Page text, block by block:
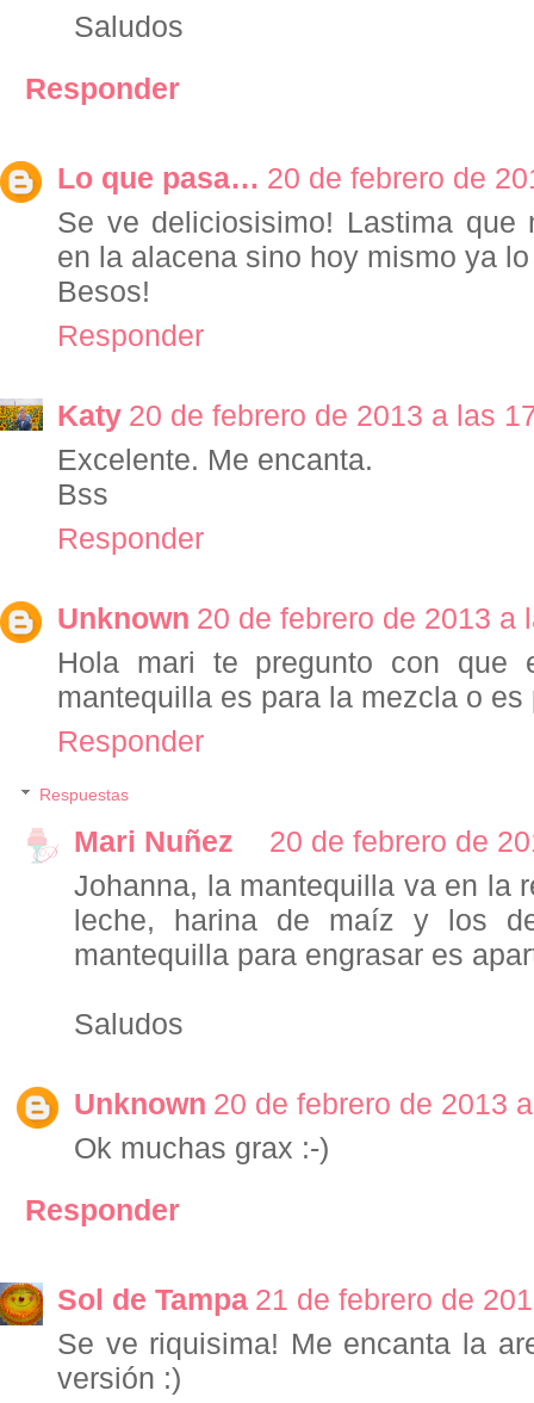
Saludos
Responder
Lo que pasa… 20 de febrero de
Se ve deliciosisimo! Lastima
en la alacena sino hoy mismo ya
Besos!
Responder
Katy 20 de febrero de 2013 a las
Excelente. Me encanta.
Bss
Responder
Unknown 20 de febrero de 2013 a
Hola mari te pregunto con que
mantequilla es para la mezcla o es
Responder
Respuestas
Mari Nuñez
20 de febrero de
Johanna, la mantequilla va en la
leche, harina de maíz y los
mantequilla para engrasar es
Saludos
Unknown 20 de febrero de 2013
Ok muchas grax :-)
Responder
Sol de Tampa 21 de febrero de
Se ve riquisima! Me encanta la
versión :)